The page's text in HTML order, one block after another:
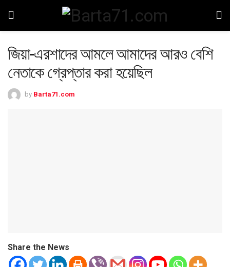
জিয়া-এরশাদের আমলে আমাদের আরও বেশি
নেতাকে গ্রেপ্তার করা হয়েছিল
by Barta71.com
Share the News